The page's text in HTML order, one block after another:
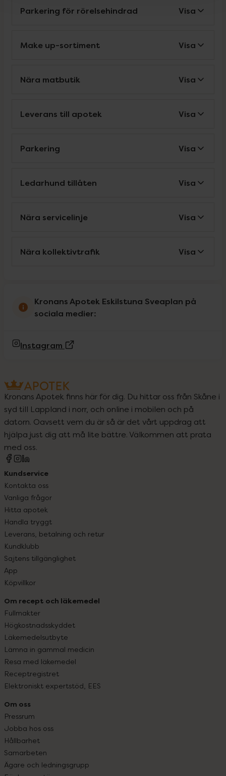
Parkering för rörelsehindrad Visa
Make up-sortiment Visa
Nära matbutik Visa
Leverans till apotek Visa
Parkering Visa
Ledarhund tillåten Visa
Nära servicelinje Visa
Nära kollektivtrafik Visa
Kronans Apotek Eskilstuna Sveaplan på
sociala medier:
Instagram
Kronans Apotek finns här för dig. Du hittar oss från Skåne i
syd till Lappland i norr, och online i mobilen och på
datorn. Oavsett vem du är så är det vårt uppdrag att
hjälpa just dig att må lite bättre. Välkommen att prata
med oss.
Kundservice
Kontakta oss
Vanliga frågor
Hitta apotek
Handla tryggt
Leverans, betalning och retur
Kundklubb
Sajtens tillgänglighet
App
Köpvillkor
Om recept och läkemedel
Fullmakter
Högkostnadsskyddet
Läkemedelsutbyte
Lämna in gammal medicin
Resa med läkemedel
Receptregistret
Elektroniskt expertstöd, EES
Om oss
Pressrum
Jobba hos oss
Hållbarhet
Samarbeten
Ägare och ledningsgrupp